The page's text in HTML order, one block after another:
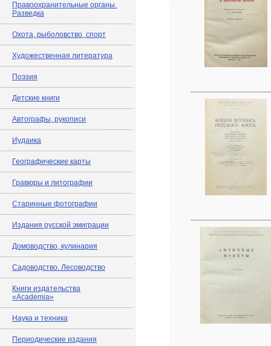
Правоохранительные органы.
Разведка
Охота, рыболовство, спорт
Художественная литература
Поэзия
Детские книги
Автографы, рукописи
Иудаика
Географические карты
Гравюры и литографии
Старинные фотографии
Издания русской эмиграции
Домоводство, кулинария
Садоводство. Лесоводство
Книги издательства
«Academia»
Наука и техника
Периодические издания